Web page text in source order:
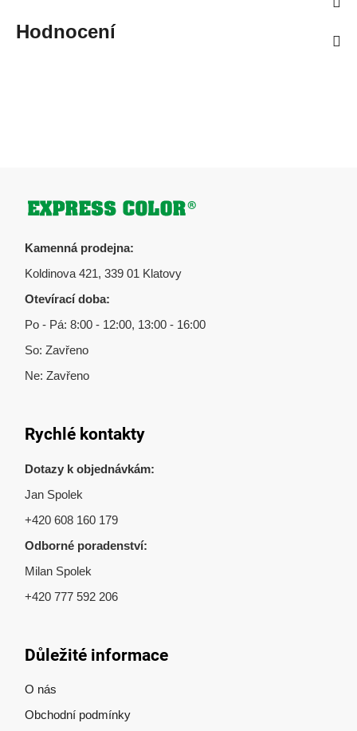
Hodnocení
Zápatí
Kamenná prodejna:
Koldinova 421, 339 01 Klatovy
Otevírací doba:
Po - Pá: 8:00 - 12:00, 13:00 - 16:00
So: Zavřeno
Ne: Zavřeno
Rychlé kontakty
Dotazy k objednávkám:
Jan Spolek
+420 608 160 179
Odborné poradenství:
Milan Spolek
+420 777 592 206
Důležité informace
O nás
Obchodní podmínky